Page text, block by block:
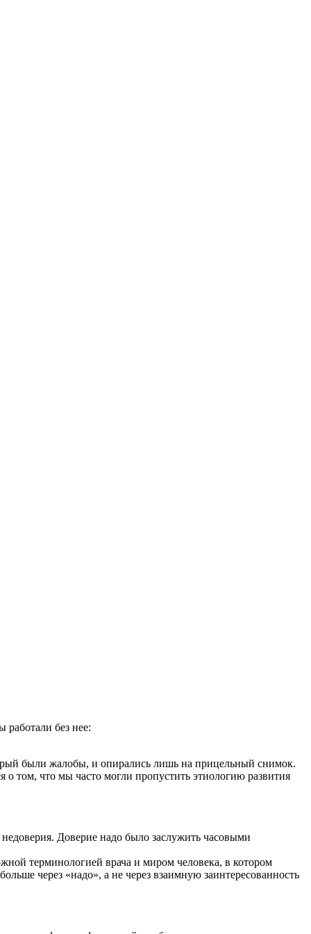
без нее:
были жалобы, и опирались лишь на прицельный снимок.
том, что мы часто могли пропустить этиологию развития
Доверие надо было заслужить часовыми
терминологией врача и миром человека, в котором
через «надо», а не через взаимную заинтересованность